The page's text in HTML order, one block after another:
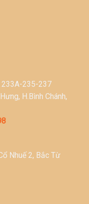
233A-235-237
H.Bình Chánh,
Nhuế 2, Bắc Từ